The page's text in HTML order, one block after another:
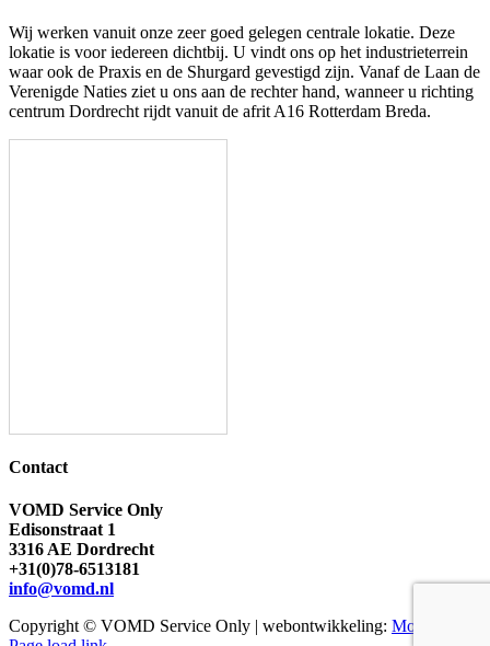
Wij werken vanuit onze zeer goed gelegen centrale lokatie. Deze
lokatie is voor iedereen dichtbij. U vindt ons op het industrieterrein
waar ook de Praxis en de Shurgard gevestigd zijn. Vanaf de Laan de
Verenigde Naties ziet u ons aan de rechter hand, wanneer u richting
centrum Dordrecht rijdt vanuit de afrit A16 Rotterdam Breda.
Contact
VOMD Service Only
Edisonstraat 1
3316 AE Dordrecht
+31(0)78-6513181
info@vomd.nl
Copyright © VOMD Service Only | webontwikkeling: Mootiv